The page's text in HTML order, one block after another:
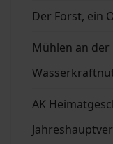
Der Forst, ein
Mühlen an der
AK